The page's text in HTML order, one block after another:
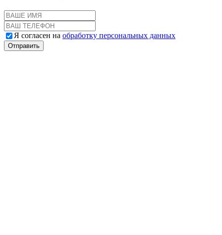
Я согласен на обработку персональных данных